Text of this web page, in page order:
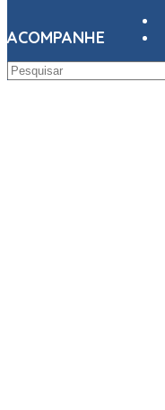
ACOMPANHE